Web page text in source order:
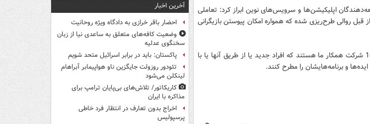
اپلیکیشن‌ها و سرویس‌های نوین ابراز کرد: تعاملی
قبل روالی طرح‌ریزی شده که همواره امکان پیوستن بازیگرانی
وی افزود: در حال حاضر بیش از 140 شرکت همکار ما هستند که افراد جدید یا از طریق آنها یا با
و برنامه‌هایشان را مطرح کنند.
آخرین اخبار
احضار باقر خرازی به دادگاه ویژه روحانیت
وضعیت کافه‌های متعلق به ساعدی نیا از زبان
سخنگوی عدلیه
پاکستان: باید در برابر اسرائیل متحد شویم
تئودور روزولت جایگزین ناو هواپیمابر آبراهام
لینکلن می‌شود
کاریکاتور/ تلاش‌های بی‌پایان ترامپ برای
مذاکره با ایران
اخراج بدون تعارف در انتظار فرد خاطی
پرسپولیس